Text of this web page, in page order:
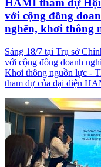
HAMI tham dự
với cộng đồng
nghẽn, khơi thông
Sáng 18/7 tại Trụ sở
với cộng đồng doanh
Khơi thông nguồn lực -
tham dự của đại diện